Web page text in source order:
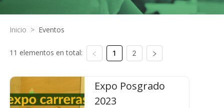
Inicio > Eventos
11 elementos en total: 1 2
Expo Posgrado
2023